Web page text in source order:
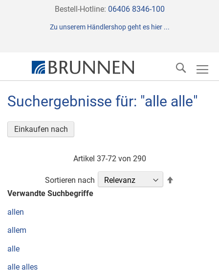
Direkt
Inhalt
Bestell-Hotline: 06406 8346-100
Zu unserem Händlershop geht es hier ...
Suche
Suchergebnisse für: "alle alle"
Artikel 37-72von 290
Sortieren nach
Verwandte Suchbegriffe
allen
allem
alle
alle alles
Einkaufen nach